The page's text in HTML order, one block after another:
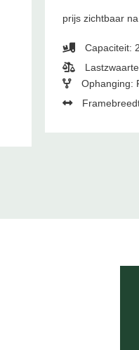
prijs zichtbaar
Capaciteit:
Ophanging: